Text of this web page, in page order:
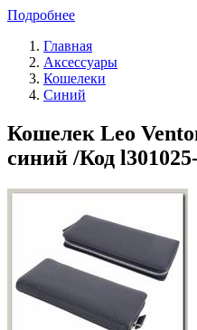
Подробнее
Главная
Аксессуары
Кошелеки
Синий
Кошелек Leo
синий /Код